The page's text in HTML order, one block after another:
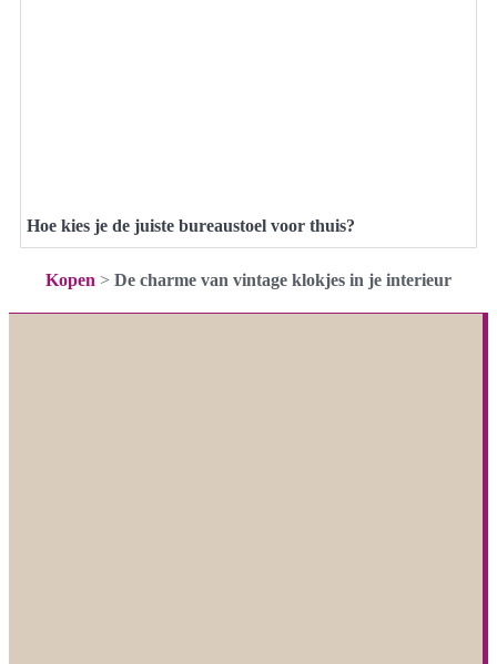
Hoe kies je de juiste bureaustoel voor thuis?
Kopen > De charme van vintage klokjes in je interieur